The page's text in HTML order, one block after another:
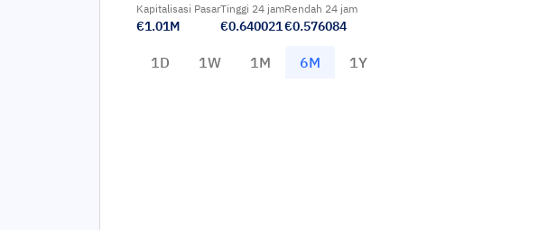
Kapitalisasi Pasar
€1.01M
Tinggi 24 jam
€0.640021
Rendah 24 jam
€0.576084
1D 1W 1M 6M 1Y